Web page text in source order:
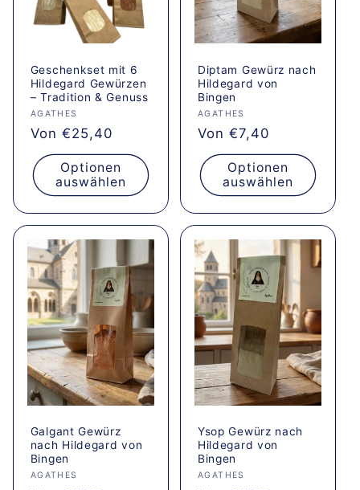
Geschenkset mit 6
Hildegard Gewürzen
– Tradition & Genuss
Anbieter:
AGATHES
Normaler
Preis
Von €25,40
Optionen
auswählen
Diptam Gewürz nach
Hildegard von
Bingen
Anbieter:
AGATHES
Normaler
Preis
Von €7,40
Optionen
auswählen
Galgant Gewürz
nach Hildegard von
Bingen
Anbieter:
AGATHES
Ysop Gewürz nach
Hildegard von
Bingen
Anbieter:
AGATHES